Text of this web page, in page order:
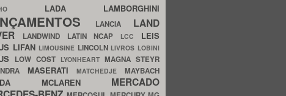
LADA LAMBORGHINI
LANCIA LAND
LANDWIND LATIN NCAP LCC LEIS
LIFAN LIMOUSINE LINCOLN LIVROS LOBINI
LOW COST LYONHEART MAGNA STEYR
MASERATIMATCHEDJEMAYBACH
MCLAREN MERCADO